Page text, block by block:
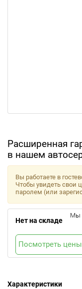
Расширенная
в нашем
Характеристики
Вы работаете в
Чтобы увидеть свои
паролем (или
Нет на складе
Мы
Посмотреть